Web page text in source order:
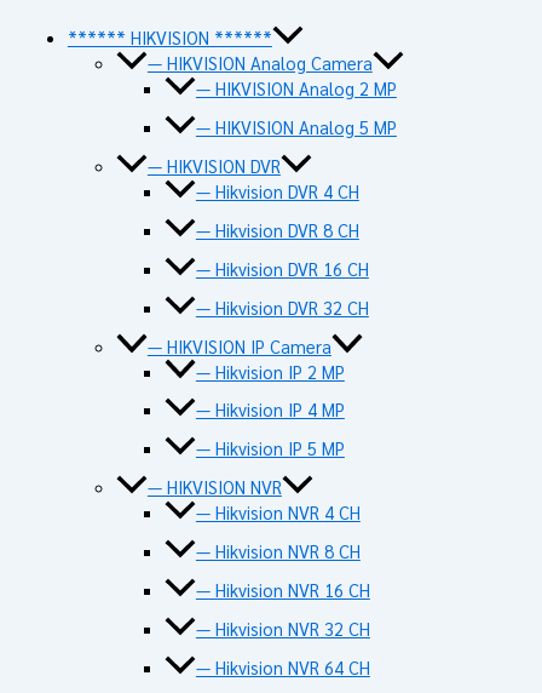
****** HIKVISION ******
— HIKVISION Analog Camera
— HIKVISION Analog 2 MP
— HIKVISION Analog 5 MP
— HIKVISION DVR
— Hikvision DVR 4 CH
— Hikvision DVR 8 CH
— Hikvision DVR 16 CH
— Hikvision DVR 32 CH
— HIKVISION IP Camera
— Hikvision IP 2 MP
— Hikvision IP 4 MP
— Hikvision IP 5 MP
— HIKVISION NVR
— Hikvision NVR 4 CH
— Hikvision NVR 8 CH
— Hikvision NVR 16 CH
— Hikvision NVR 32 CH
— Hikvision NVR 64 CH